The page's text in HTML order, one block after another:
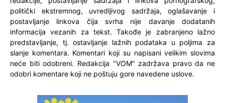
politički ekstremnog, uvredljivog sadržaja, oglašavanje i
postavljanje linkova čija svrha nije davanje dodatanih
informacija vezanih za tekst. Takođe je zabranjeno lažno
predstavljanje, tj. ostavljanje lažnih podataka u poljima za
slanje komentara. Komentari koji su napisani velikim slovima
neće biti odobreni. Redakcija "VOM" zadržava pravo da ne
odobri komentare koji ne poštuju gore navedene uslove.